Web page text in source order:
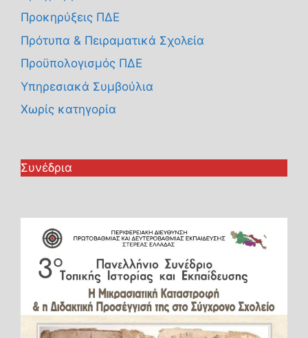
Προκηρύξεις ΠΔΕ
Πρότυπα & Πειραματικά Σχολεία
Προϋπολογισμός ΠΔΕ
Υπηρεσιακά Συμβούλια
Χωρίς κατηγορία
Συνέδρια